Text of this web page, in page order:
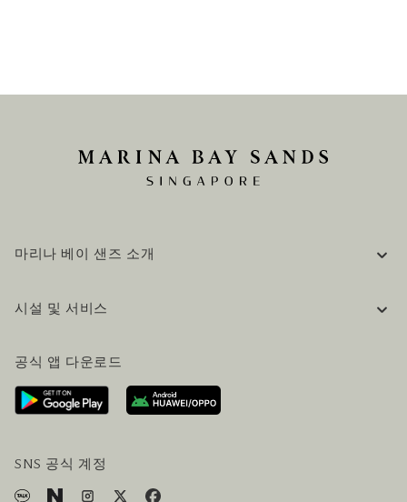
마리나 베이 샌즈 소개
채용 / 커리어
문의하기
시설 및 서비스
방문 계획
오시는길
방문객 서비스
공식 앱 다운로드
SNS 공식 계정